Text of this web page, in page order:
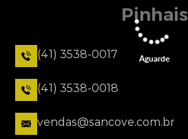
Pinhais
(41) 3538-0017
(41) 3538-0018
vendas@sancove.com.br
Aguarde